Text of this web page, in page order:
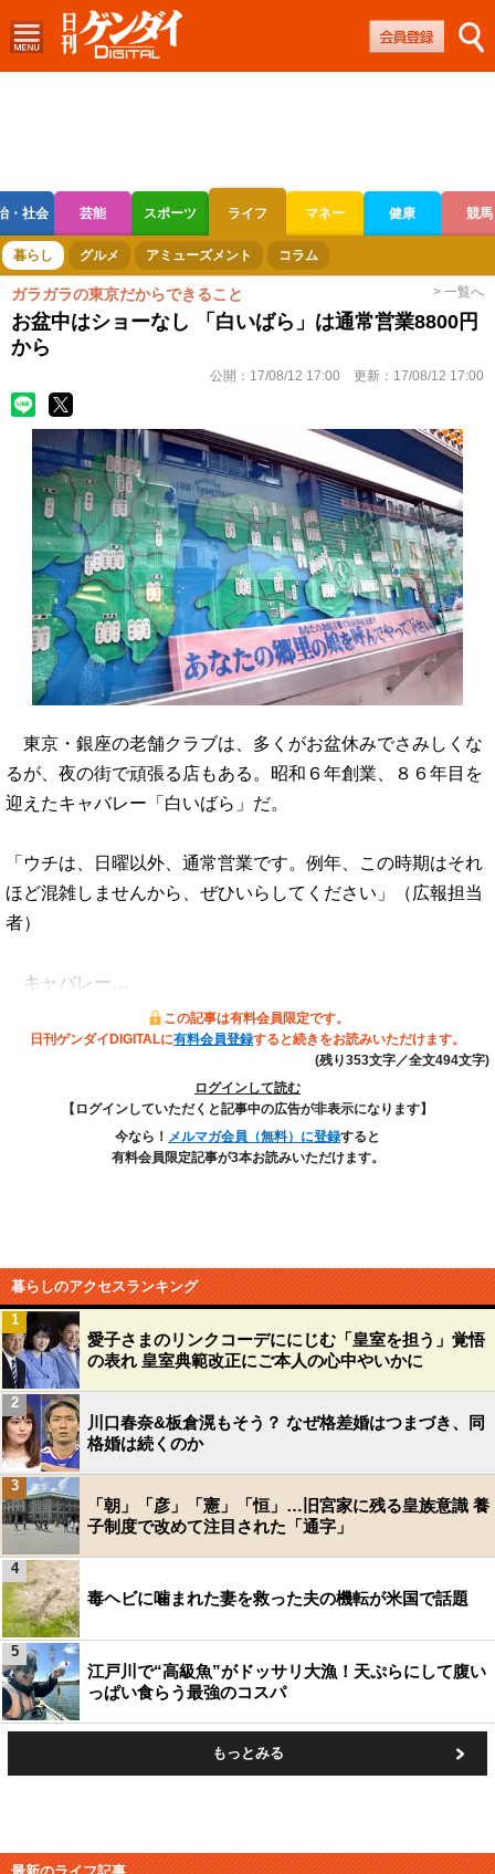
・社会 芸能 スポーツ ライフ マネー 健康 競馬
ボートレース 競輪 オートレース
暮らし グルメ アミューズメント コラム
ガラガラの東京だからできること > 一覧へ
お盆中はショーなし 「白いばら」は通常営業8800円
から
公開： 17/08/12 17:00 更新： 17/08/12 17:00
東京・銀座の老舗クラブは、多くがお盆休みでさみしくな
るが、夜の街で頑張る店もある。昭和６年創業、８６年目を
迎えたキャバレー「白いばら」だ。
「ウチは、日曜以外、通常営業です。例年、この時期はそれ
ほど混雑しませんから、ぜひいらしてください」（広報担当
者）
キャバレー…
この記事は有料会員限定です。
日刊ゲンダイDIGITALに有料会員登録すると続きをお読みいただけます。
(残り353文字／全文494文字)
ログインして読む
【ログインしていただくと記事中の広告が非表示になります】
今なら！ メルマガ会員（無料）に登録すると
有料会員限定記事が3本お読みいただけます。
暮らしのアクセスランキング
愛子さまのリンクコーデににじむ「皇室を担う」覚悟
の表れ 皇室典範改正にご本人の心中やいかに
1
川口春奈&板倉滉もそう？ なぜ格差婚はつまづき、同
格婚は続くのか
2
「朝」「彦」「憲」「恒」…旧宮家に残る皇族意識 養
子制度で改めて注目された「通字」
3
毒ヘビに噛まれた妻を救った夫の機転が米国で話題
4
江戸川で“高級魚”がドッサリ大漁！天ぷらにして腹い
っぱい食らう最強のコスパ
5
もっとみる